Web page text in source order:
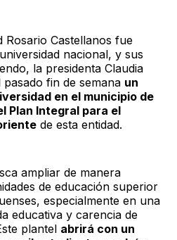
Rosario Castellanos fue
nacional, y sus
la presidenta Claudia
fin de semana un
en el municipio de
Plan Integral para el
de esta entidad.
ampliar de manera
de educación superior
especialmente en una
educativa y carencia de
plantel abrirá con un